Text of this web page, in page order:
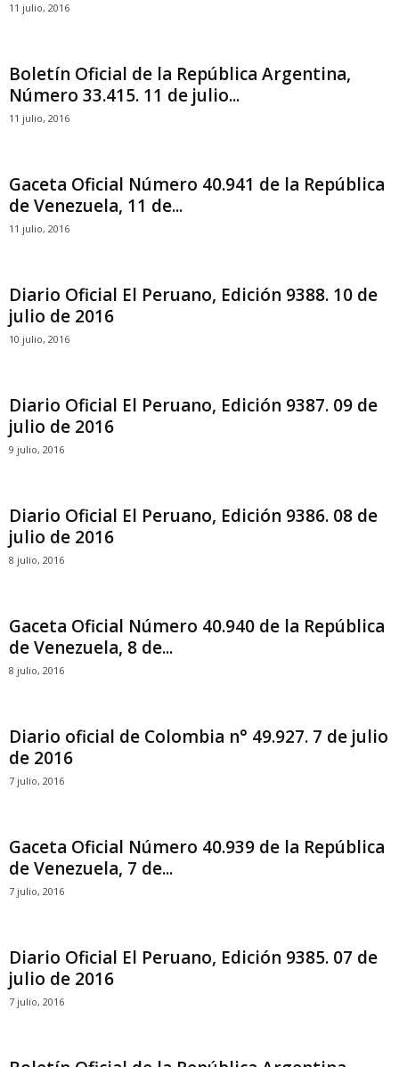
11 julio, 2016
Boletín Oficial de la República Argentina,
Número 33.415. 11 de julio...
11 julio, 2016
Gaceta Oficial Número 40.941 de la República
de Venezuela, 11 de...
11 julio, 2016
Diario Oficial El Peruano, Edición 9388. 10 de
julio de 2016
10 julio, 2016
Diario Oficial El Peruano, Edición 9387. 09 de
julio de 2016
9 julio, 2016
Diario Oficial El Peruano, Edición 9386. 08 de
julio de 2016
8 julio, 2016
Gaceta Oficial Número 40.940 de la República
de Venezuela, 8 de...
8 julio, 2016
Diario oficial de Colombia n° 49.927. 7 de julio
de 2016
7 julio, 2016
Gaceta Oficial Número 40.939 de la República
de Venezuela, 7 de...
7 julio, 2016
Diario Oficial El Peruano, Edición 9385. 07 de
julio de 2016
7 julio, 2016